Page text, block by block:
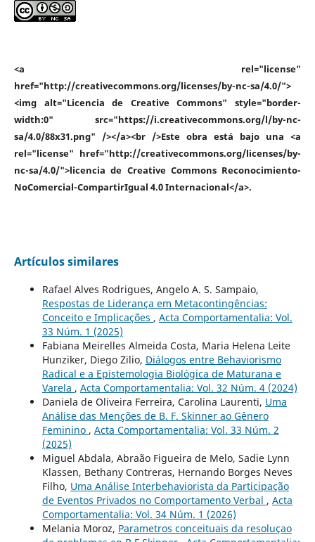
<a rel="license"
href="http://creativecommons.org/licenses/by-nc-sa/4.0/">
<img alt="Licencia de Creative Commons" style="border-
width:0" src="https://i.creativecommons.org/l/by-nc-
sa/4.0/88x31.png" /></a><br />Este obra está bajo una <a
rel="license" href="http://creativecommons.org/licenses/by-
nc-sa/4.0/">licencia de Creative Commons Reconocimiento-
NoComercial-CompartirIgual 4.0 Internacional</a>.
Artículos similares
Rafael Alves Rodrigues, Angelo A. S. Sampaio,
Respostas de Liderança em Metacontingências:
Conceito e Implicações , Acta Comportamentalia: Vol.
33 Núm. 1 (2025)
Fabiana Meirelles Almeida Costa, Maria Helena Leite
Hunziker, Diego Zilio, Diálogos entre Behaviorismo
Radical e a Epistemologia Biológica de Maturana e
Varela , Acta Comportamentalia: Vol. 32 Núm. 4 (2024)
Daniela de Oliveira Ferreira, Carolina Laurenti, Uma
Análise das Menções de B. F. Skinner ao Gênero
Feminino , Acta Comportamentalia: Vol. 33 Núm. 2
(2025)
Miguel Abdala, Abraão Figueira de Melo, Sadie Lynn
Klassen, Bethany Contreras, Hernando Borges Neves
Filho, Uma Análise Interbehaviorista da Participação
de Eventos Privados no Comportamento Verbal , Acta
Comportamentalia: Vol. 34 Núm. 1 (2026)
Melania Moroz, Parametros conceituais da resoluçao